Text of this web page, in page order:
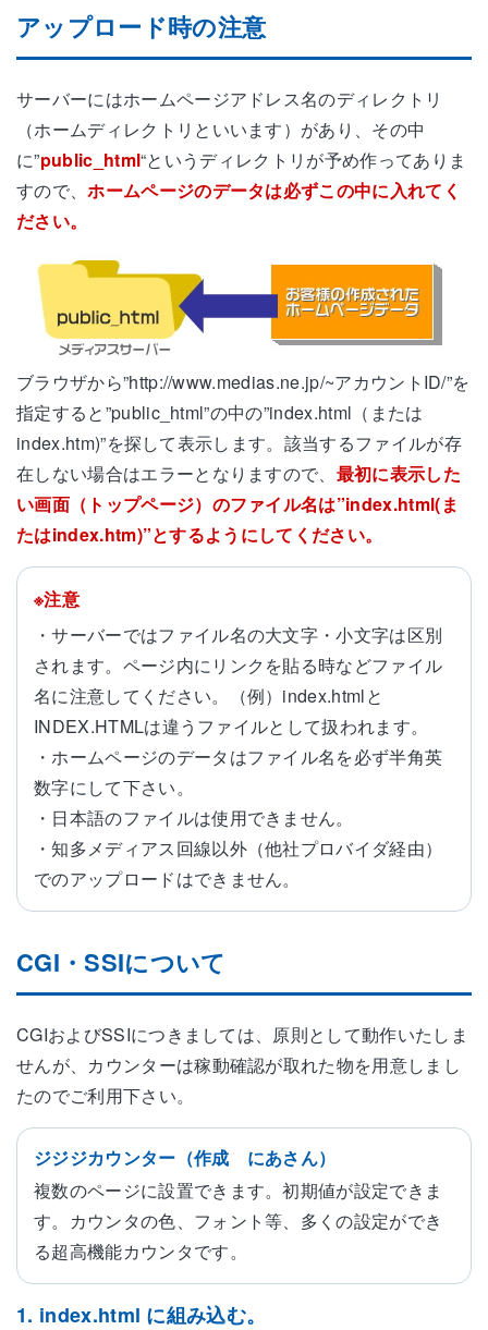
アップロード時の注意
サーバーにはホームページアドレス名のディレクトリ
（ホームディレクトリといいます）があり、その中
に”public_html“というディレクトリが予め作ってありま
すので、ホームページのデータは必ずこの中に入れてく
ださい。
ブラウザから”http://www.medias.ne.jp/~アカウントID/”を
指定すると”public_html”の中の”index.html（または
index.htm)”を探して表示します。該当するファイルが存
在しない場合はエラーとなりますので、 最初に表示した
い画面（トップページ）のファイル名は”index.html(ま
たはindex.htm)”とするようにしてください。
※注意
・サーバーではファイル名の大文字・小文字は区別
されます。ページ内にリンクを貼る時などファイル
名に注意してください。（例）index.htmlと
INDEX.HTMLは違うファイルとして扱われます。
・ホームページのデータはファイル名を必ず半角英
数字にして下さい。
・日本語のファイルは使用できません。
・知多メディアス回線以外（他社プロバイダ経由）
でのアップロードはできません。
CGI・SSIについて
CGIおよびSSIにつきましては、原則として動作いたしま
せんが、カウンターは稼動確認が取れた物を用意しまし
たのでご利用下さい。
ジジジカウンター（作成 にあさん）
複数のページに設置できます。初期値が設定できま
す。カウンタの色、フォント等、多くの設定ができ
る超高機能カウンタです。
1. index.html に組み込む。